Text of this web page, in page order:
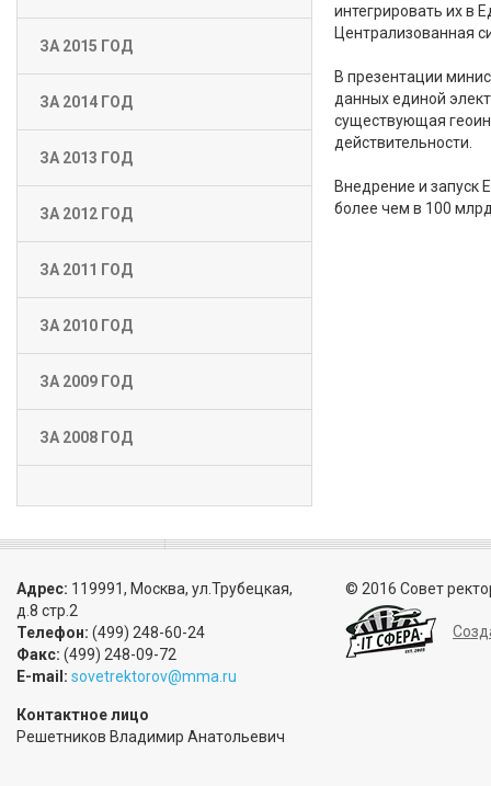
ЗА 2015 ГОД
ЗА 2014 ГОД
ЗА 2013 ГОД
ЗА 2012 ГОД
ЗА 2011 ГОД
ЗА 2010 ГОД
ЗА 2009 ГОД
ЗА 2008 ГОД
интегрировать их в
Централизованная
В презентации
данных единой
существующая
действительности.
Внедрение и запуск
более чем в 100
Адрес: 119991, Москва, ул.Трубецкая,
д.8 стр.2
Телефон: (499) 248-60-24
Факс: (499) 248-09-72
E-mail: sovetrektorov@mma.ru
Контактное лицо
Решетников Владимир Анатольевич
© 2016 Совет